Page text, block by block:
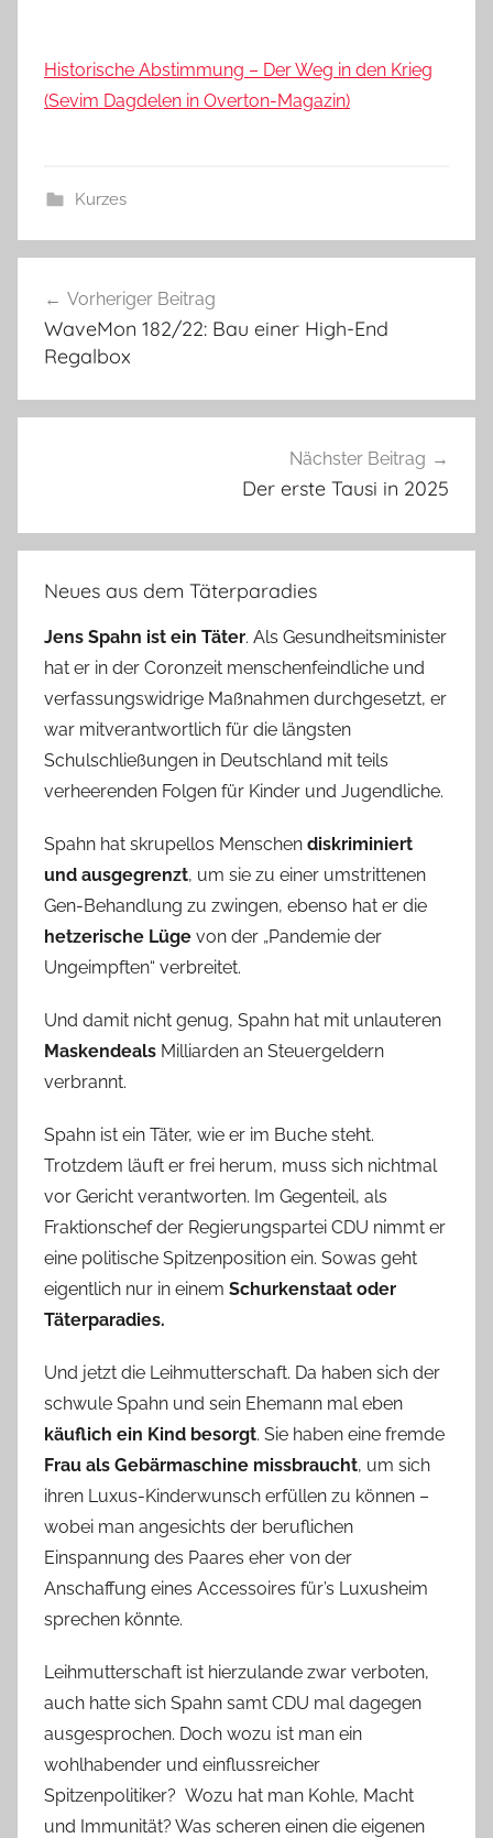
Historische Abstimmung – Der Weg in den Krieg
(Sevim Dagdelen in Overton-Magazin)
Kurzes
Vorheriger Beitrag
WaveMon 182/22: Bau einer High-End
Regalbox
Nächster Beitrag
Der erste Tausi in 2025
Neues aus dem Täterparadies
Jens Spahn ist ein Täter. Als Gesundheitsminister
hat er in der Coronzeit menschenfeindliche und
verfassungswidrige Maßnahmen durchgesetzt, er
war mitverantwortlich für die längsten
Schulschließungen in Deutschland mit teils
verheerenden Folgen für Kinder und Jugendliche.
Spahn hat skrupellos Menschen diskriminiert
und ausgegrenzt, um sie zu einer umstrittenen
Gen-Behandlung zu zwingen, ebenso hat er die
hetzerische Lüge von der „Pandemie der
Ungeimpften“ verbreitet.
Und damit nicht genug, Spahn hat mit unlauteren
Maskendeals Milliarden an Steuergeldern
verbrannt.
Spahn ist ein Täter, wie er im Buche steht.
Trotzdem läuft er frei herum, muss sich nichtmal
vor Gericht verantworten. Im Gegenteil, als
Fraktionschef der Regierungspartei CDU nimmt er
eine politische Spitzenposition ein. Sowas geht
eigentlich nur in einem Schurkenstaat oder
Täterparadies.
Und jetzt die Leihmutterschaft. Da haben sich der
schwule Spahn und sein Ehemann mal eben
käuflich ein Kind besorgt. Sie haben eine fremde
Frau als Gebärmaschine missbraucht, um sich
ihren Luxus-Kinderwunsch erfüllen zu können –
wobei man angesichts der beruflichen
Einspannung des Paares eher von der
Anschaffung eines Accessoires für’s Luxusheim
sprechen könnte.
Leihmutterschaft ist hierzulande zwar verboten,
auch hatte sich Spahn samt CDU mal dagegen
ausgesprochen. Doch wozu ist man ein
wohlhabender und einflussreicher
Spitzenpolitiker? Wozu hat man Kohle, Macht
und Immunität? Was scheren einen die eigenen